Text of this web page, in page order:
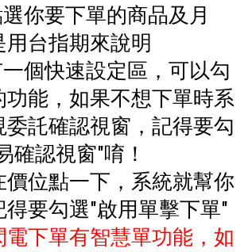
你要下單的商品及月
台指期來說明
個快速設定區，可以勾
功能，如果不想下單時系
委託確認視窗，記得要勾
確認視窗"唷！
價位點一下，系統就幫你
得要勾選"啟用單擊下單"
電下單有智慧單功能，如